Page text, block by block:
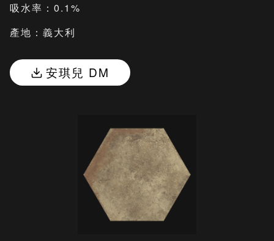
吸水率：0.1%
產地：義大利
安琪兒 DM